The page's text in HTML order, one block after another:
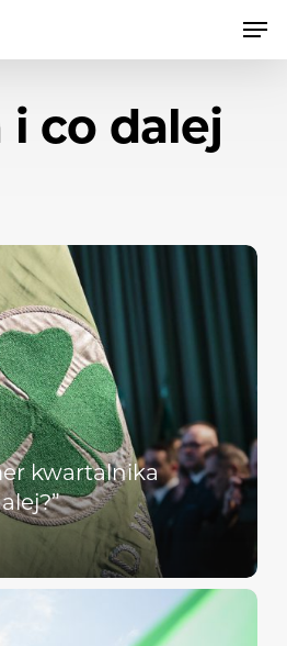
i co dalej
kwartalnika